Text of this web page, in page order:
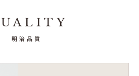
明治品質